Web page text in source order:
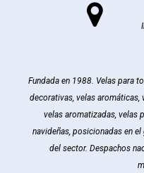

Fundada en 1988. Velas para
decorativas, velas aromáticas,
velas aromatizadas, velas
navideñas, posicionadas en
del sector. Despachos